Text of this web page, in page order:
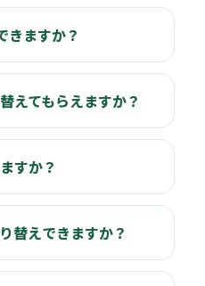
きますか？
えてもらえますか？
すか？
替えできますか？